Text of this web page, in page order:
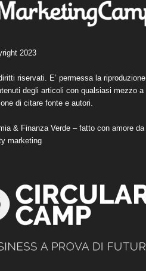
2023
riservati. E’ permessa la riproduzione
degli articoli con qualsiasi mezzo a
di citare fonte e autori.
& Finanza Verde – fatto con amore da
marketing